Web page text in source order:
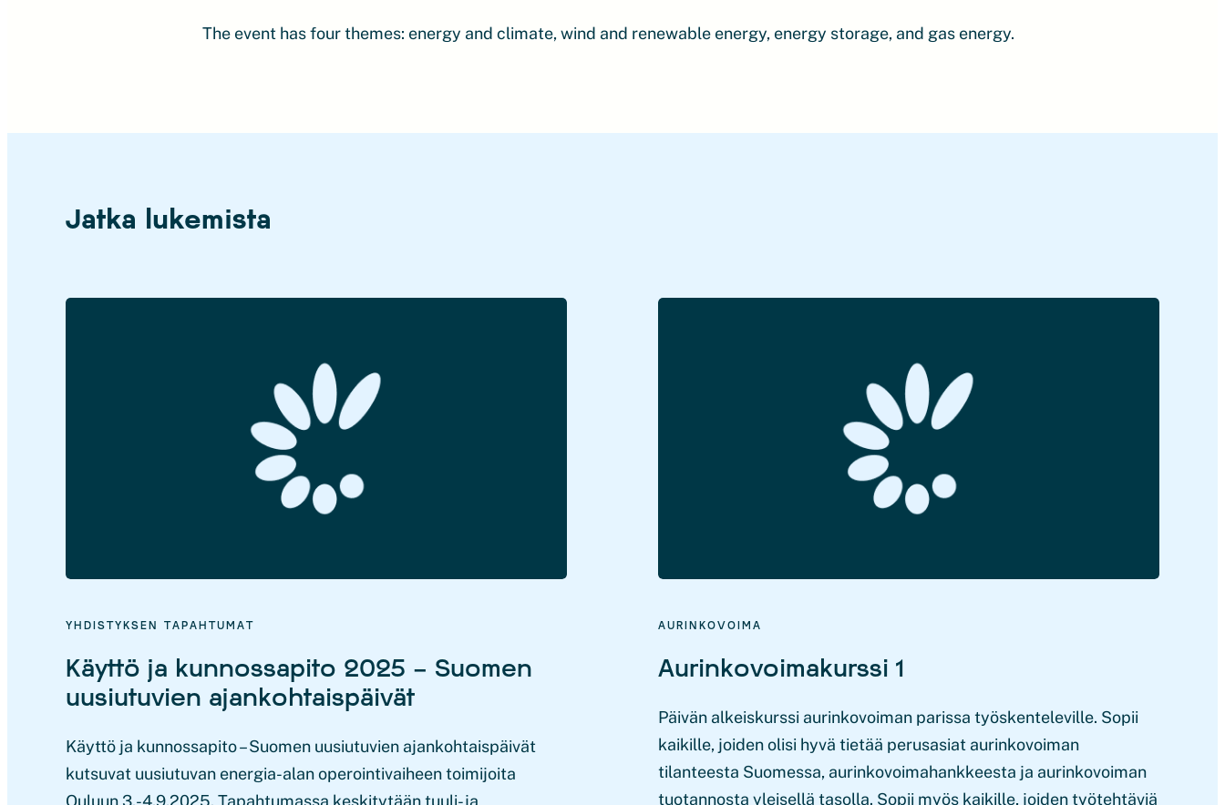
The event has four themes: energy and climate, wind and renewable energy, energy storage, and gas energy.
Jatka lukemista
YHDISTYKSEN TAPAHTUMAT
Käyttö ja kunnossapito 2025 – Suomen
uusiutuvien ajankohtaispäivät
Käyttö ja kunnossapito – Suomen uusiutuvien ajankohtaispäivät
kutsuvat uusiutuvan energia-alan operointivaiheen toimijoita
AURINKOVOIMA
Aurinkovoimakurssi 1
Päivän alkeiskurssi aurinkovoiman parissa työskenteleville. Sopii
kaikille, joiden olisi hyvä tietää perusasiat aurinkovoiman
tilanteesta Suomessa, aurinkovoimahankkeesta ja aurinkovoiman
tuotannosta yleisellä tasolla. Sopii myös kaikille, joiden työtehtäviä